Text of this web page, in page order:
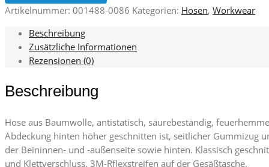
Artikelnummer: 001488-0086 Kategorien: Hosen, Workwear
Beschreibung
Zusätzliche Informationen
Rezensionen (0)
Beschreibung
Hose aus Baumwolle, antistatisch, säurebeständig,
Abdeckung hinten höher geschnitten ist, seitlicher Gummizug
der Beininnen- und -außenseite sowie hinten. Klassisch
und Klettverschluss. 3M-Rflexstreifen auf der Gesäßtasche.